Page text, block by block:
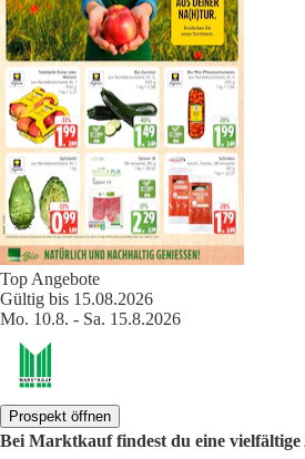
Top Angebote
Gültig bis 15.08.2026
Mo. 10.8. - Sa. 15.8.2026
Prospekt öffnen
Bei Marktkauf findest du eine vielfältige